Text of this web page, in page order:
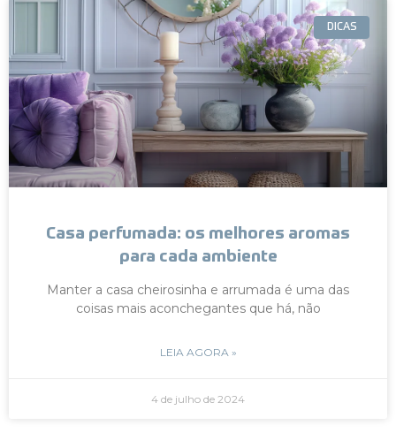
DICAS
Casa perfumada: os melhores aromas
para cada ambiente
Manter a casa cheirosinha e arrumada é uma das
coisas mais aconchegantes que há, não
LEIA AGORA »
4 de julho de 2024